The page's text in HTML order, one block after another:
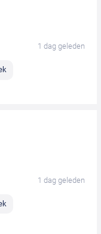
1 dag geleden
1 dag geleden